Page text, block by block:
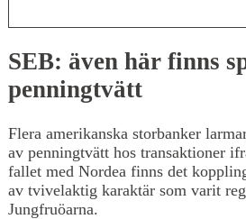
SEB: även här finns
penningtvätt
Flera amerikanska storbanker
av penningtvätt hos transaktioner
fallet med Nordea finns det
av tvivelaktig karaktär som varit
Jungfruöarna.